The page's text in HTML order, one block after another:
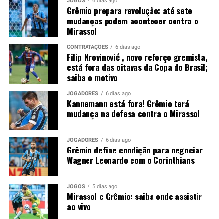
Kannemann e Pedro Gabriel; Nardoni, Dodi e
Noriega; Tetê, Amuzu e Braithwaite.
Técnico: Luís
Castro.
Foto: Lucas Uebel / Grêmio
Grêmio prepara revolução: até sete
mudanças podem acontecer contra o
Mirassol
CONTRATAÇÕES 6 dias ago
Filip Krovinović , novo reforço gremista,
está fora das oitavas da Copa do Brasil;
saiba o motivo
JOGADORES 6 dias ago
Kannemann está fora! Grêmio terá
mudança na defesa contra o Mirassol
JOGADORES 6 dias ago
Grêmio define condição para negociar
Wagner Leonardo com o Corinthians
JOGOS 5 dias ago
Mirassol e Grêmio: saiba onde assistir
ao vivo